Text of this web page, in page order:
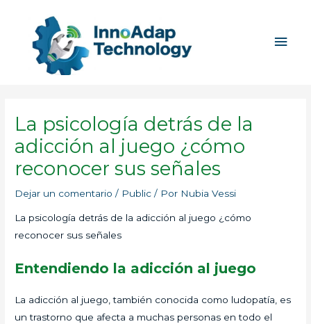
contenido
La psicología detrás de la
adicción al juego ¿cómo
reconocer sus señales
Dejar un comentario / Public / Por Nubia Vessi
La psicología detrás de la adicción al juego ¿cómo
reconocer sus señales
Entendiendo la adicción al juego
La adicción al juego, también conocida como ludopatía, es
un trastorno que afecta a muchas personas en todo el